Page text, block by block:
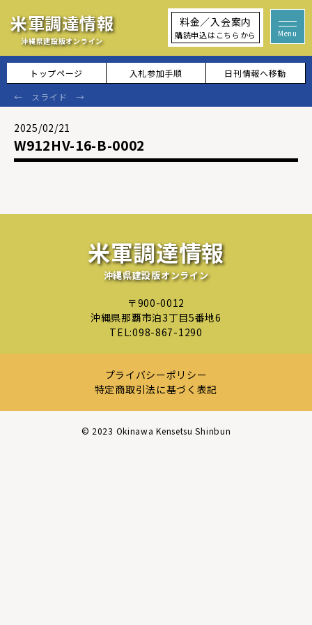
米軍調達情報
沖縄県建設版オンライン
料金／入会案内
購読申込はこちらから
トップページ 入札参加手順 日刊情報へ移動
2025/02/21
W912HV-16-B-0002
米軍調達情報
沖縄県建設版オンライン
〒900-0012
沖縄県那覇市泊3丁目5番地6
TEL:098-867-1290
プライバシーポリシー
特定商取引法に基づく表記
©︎ 2023 Okinawa Kensetsu Shinbun